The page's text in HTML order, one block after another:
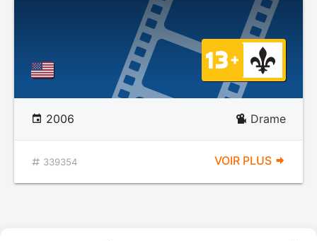
2006 Drame
339354 VOIR PLUS